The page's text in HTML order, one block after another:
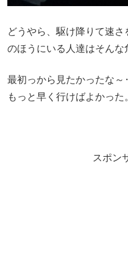
どうやら、駆け降りて速
のほうにいる人達はそんな
最初っから見たかったな～
もっと早く行けばよかった
スポン